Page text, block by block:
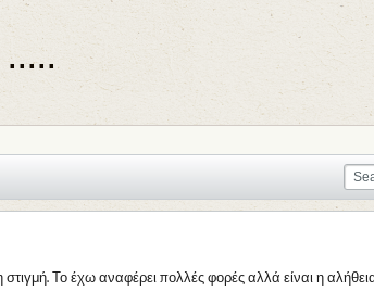
Το έχω αναφέρει πολλές φορές αλλά είναι η